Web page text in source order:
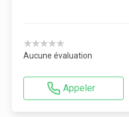
★★★★★
Aucune évaluation
Appeler